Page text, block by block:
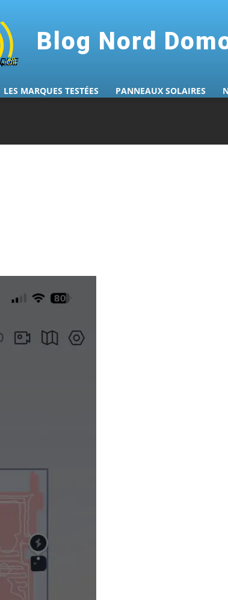
Blog Nord
LES MARQUES TESTÉES PANNEAUX SOLAIRES